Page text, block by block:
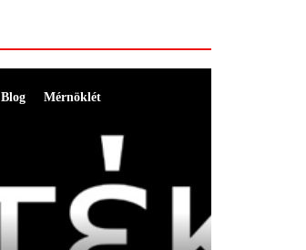
Blog Mérnöklét